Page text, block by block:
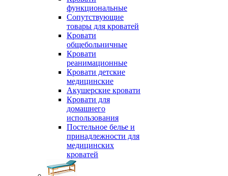
функциональные
Сопутствующие
товары для кроватей
Кровати
общебольничные
Кровати
реанимационные
Кровати детские
медицинские
Акушерские кровати
Кровати для
домашнего
использования
Постельное белье и
принадлежности для
медицинских
кроватей